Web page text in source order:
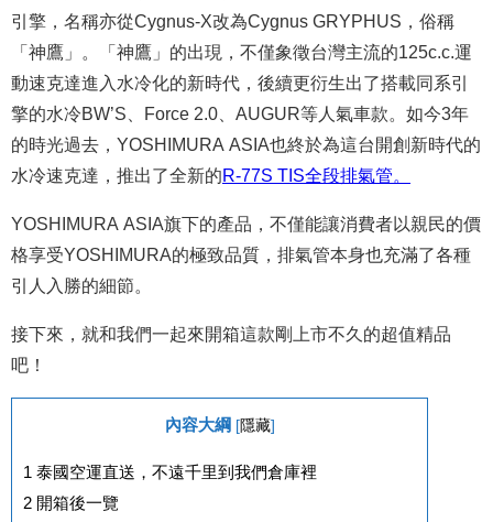
引擎，名稱亦從Cygnus-X改為Cygnus GRYPHUS，俗稱
「神鷹」。「神鷹」的出現，不僅象徵台灣主流的125c.c.運
動速克達進入水冷化的新時代，後續更衍生出了搭載同系引
擎的水冷BW’S、Force 2.0、AUGUR等人氣車款。如今3年
的時光過去，YOSHIMURA ASIA也終於為這台開創新時代的
水冷速克達，推出了全新的R-77S TIS全段排氣管。
YOSHIMURA ASIA旗下的產品，不僅能讓消費者以親民的價
格享受YOSHIMURA的極致品質，排氣管本身也充滿了各種
引人入勝的細節。
接下來，就和我們一起來開箱這款剛上市不久的超值精品
吧！
內容大綱 [隱藏]
1 泰國空運直送，不遠千里到我們倉庫裡
2 開箱後一覽